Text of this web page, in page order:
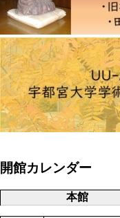
開館カレンダー
本館